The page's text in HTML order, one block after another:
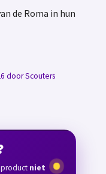
de Roma in hun
door Scouters
niet